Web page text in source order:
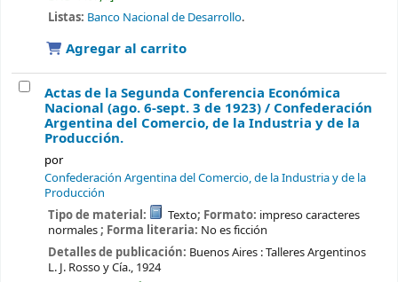
Listas: Banco Nacional de Desarrollo.
Agregar al carrito
Actas de la Segunda Conferencia Económica
Nacional (ago. 6-sept. 3 de 1923) / Confederación
Argentina del Comercio, de la Industria y de la
Producción.
por
Confederación Argentina del Comercio, de la Industria y de la
Producción
Tipo de material: Texto; Formato: impreso caracteres
normales; Forma literaria: No es ficción
Detalles de publicación: Buenos Aires :Talleres Argentinos
L. J. Rosso y Cía., 1924